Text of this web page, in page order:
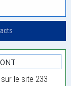
le site 233